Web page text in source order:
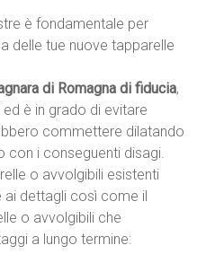
è fondamentale per
delle tue nuove tapparelle
di Romagna di fiducia,
è in grado di evitare
commettere dilatando
con i conseguenti disagi.
o avvolgibili esistenti
dettagli così come il
o avvolgibili che
a lungo termine: